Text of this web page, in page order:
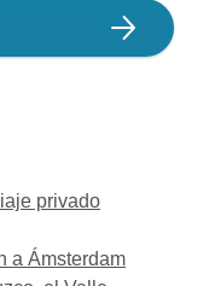
privado
a Ámsterdam